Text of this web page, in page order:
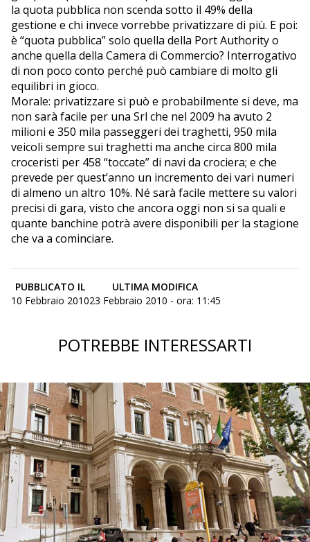
la quota pubblica non scenda sotto il 49% della
gestione e chi invece vorrebbe privatizzare di più. E poi:
è “quota pubblica” solo quella della Port Authority o
anche quella della Camera di Commercio? Interrogativo
di non poco conto perché può cambiare di molto gli
equilibri in gioco.
Morale: privatizzare si può e probabilmente si deve, ma
non sarà facile per una Srl che nel 2009 ha avuto 2
milioni e 350 mila passeggeri dei traghetti, 950 mila
veicoli sempre sui traghetti ma anche circa 800 mila
croceristi per 458 “toccate” di navi da crociera; e che
prevede per quest’anno un incremento dei vari numeri
di almeno un altro 10%. Né sarà facile mettere su valori
precisi di gara, visto che ancora oggi non si sa quali e
quante banchine potrà avere disponibili per la stagione
che va a cominciare.
PUBBLICATO IL
10 Febbraio 2010
ULTIMA MODIFICA
23 Febbraio 2010 - ora: 11:45
POTREBBE INTERESSARTI